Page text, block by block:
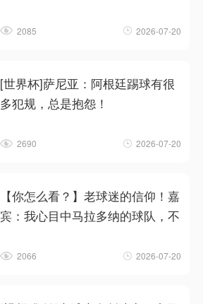
2085 2026-07-20
[世界杯]萨尼亚：阿根廷踢球有很
多犯规，总是抱怨！
2690 2026-07-20
【你怎么看？】老球迷的信仰！嘉
宾：我心目中马拉多纳的球队，不
2066 2026-07-20